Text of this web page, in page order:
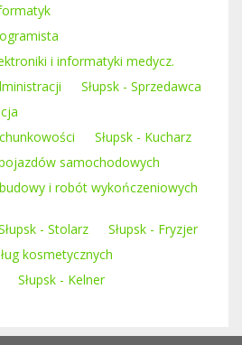
i informatyki medycz.
Słupsk - Sprzedawca
Słupsk - Kucharz
samochodowych
i robót wykończeniowych
- Stolarz
Słupsk - Fryzjer
kosmetycznych
Słupsk - Kelner